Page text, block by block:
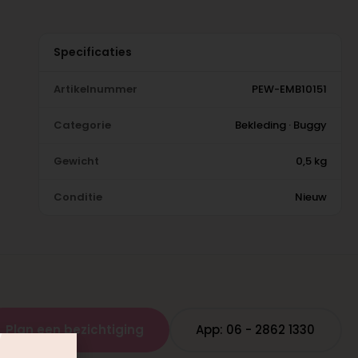
Specificaties
Artikelnummer PEW-EMB10151
Categorie Bekleding · Buggy
Gewicht 0,5 kg
Conditie Nieuw
Plan een bezichtiging App: 06 - 2862 1330